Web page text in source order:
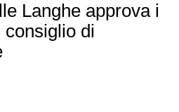
Langhe approva i
di